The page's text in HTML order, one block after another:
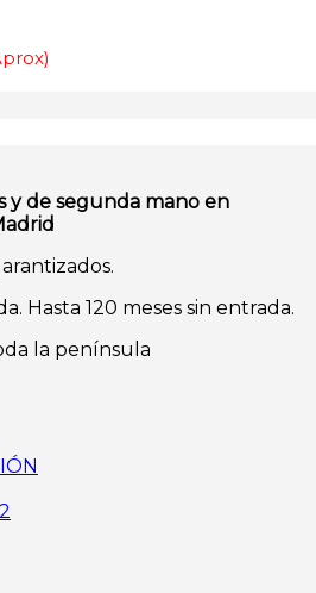
y de segunda mano en
Hasta 120 meses sin entrada.
la península